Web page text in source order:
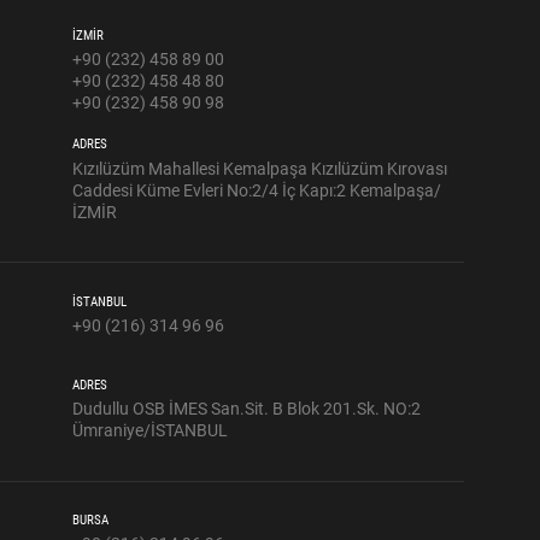
İZMİR
+90 (232) 458 89 00
+90 (232) 458 48 80
+90 (232) 458 90 98
ADRES
Kızılüzüm Mahallesi Kemalpaşa Kızılüzüm Kırovası
Caddesi Küme Evleri No:2/4 İç Kapı:2 Kemalpaşa/
İZMİR
İSTANBUL
+90 (216) 314 96 96
ADRES
Dudullu OSB İMES San.Sit. B Blok 201.Sk. NO:2
Ümraniye/İSTANBUL
BURSA